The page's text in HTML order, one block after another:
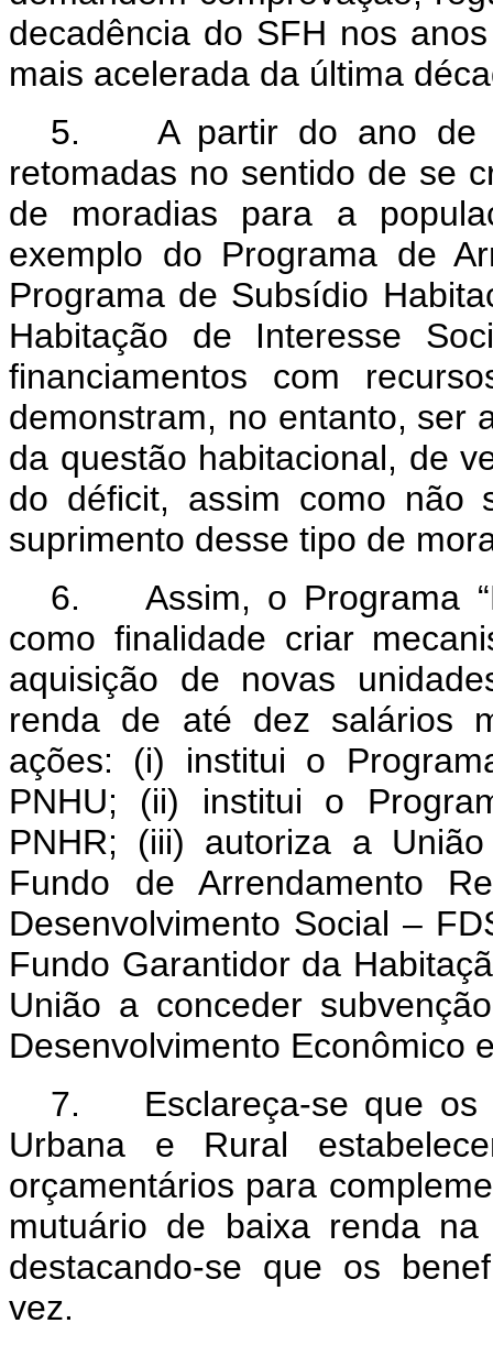
decadência do SFH nos
mais acelerada da última
5. A partir do ano de
retomadas no sentido de se
de moradias para a
exemplo do Programa de
Programa de Subsídio
Habitação de Interesse
financiamentos com
demonstram, no entanto, ser
da questão habitacional, de
do déficit, assim como não
suprimento desse tipo de
6. Assim, o Programa
como finalidade criar
aquisição de novas
renda de até dez salários
ações: (i) institui o
PNHU; (ii) institui o
PNHR; (iii) autoriza a
Fundo de Arrendamento
Desenvolvimento Social –
Fundo Garantidor da
União a conceder
Desenvolvimento Econômico
7. Esclareça-se que os
Urbana e Rural
orçamentários para
mutuário de baixa renda
destacando-se que os
vez.